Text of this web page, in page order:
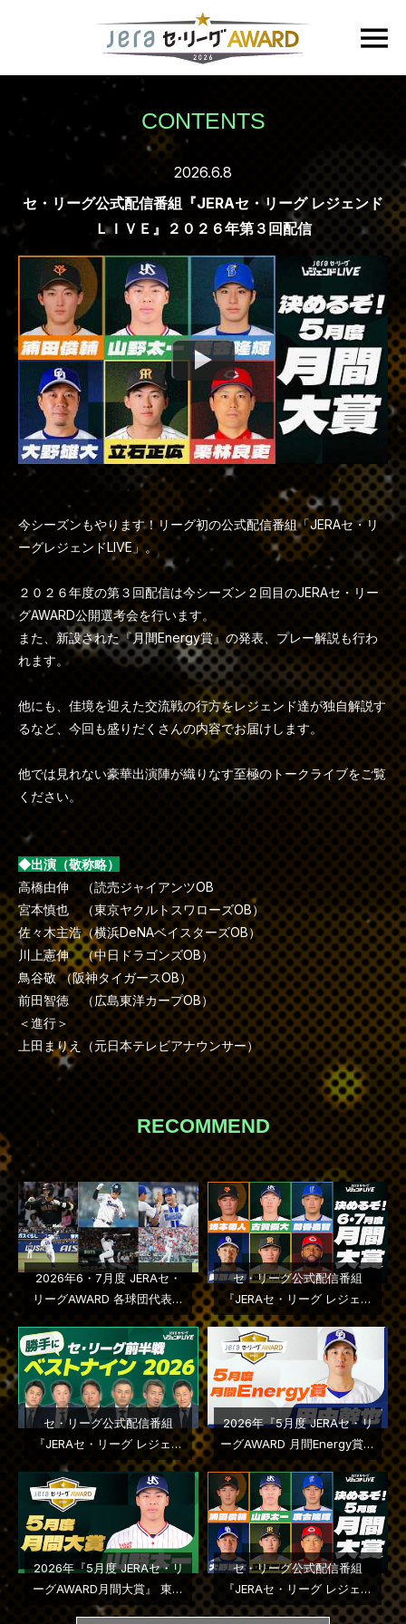
CONTENTS
2026.6.8
セ・リーグ公式配信番組『JERAセ・リーグ レジェンド
ＬＩＶＥ』２０２６年第３回配信
今シーズンもやります！リーグ初の公式配信番組「JERAセ・リ
ーグレジェンドLIVE」。
２０２６年度の第３回配信は今シーズン２回目のJERAセ・リー
グAWARD公開選考会を行います。
また、新設された『月間Energy賞』の発表、プレー解説も行わ
れます。
他にも、佳境を迎えた交流戦の行方をレジェンド達が独自解説す
るなど、今回も盛りだくさんの内容でお届けします。
他では見れない豪華出演陣が織りなす至極のトークライブをご覧
ください。
◆出演（敬称略）
高橋由伸 （読売ジャイアンツOB
宮本慎也 （東京ヤクルトスワローズOB）
佐々木主浩（横浜DeNAベイスターズOB）
川上憲伸 （中日ドラゴンズOB）
鳥谷敬 （阪神タイガースOB）
前田智徳 （広島東洋カープOB）
＜進行＞
上田まりえ（元日本テレビアナウンサー）
RECOMMEND
2026年6・7月度 JERAセ・
リーグAWARD 各球団代表選
セ・リーグ公式配信番組
『JERAセ・リーグ レジェン
ドＬＩＶＥ』２０２６年第５
回配信
セ・リーグ公式配信番組
『JERAセ・リーグ レジェン
ドＬＩＶＥ』２０２６年第４
回配信
2026年『5月度 JERAセ・リ
ーグAWARD 月間Energy賞』
中日ドラゴンズ・田中幹也選
手に決定
2026年『5月度 JERAセ・リ
ーグAWARD月間大賞』 東京
ヤクルトスワローズ・山野太
セ・リーグ公式配信番組
『JERAセ・リーグ レジェン
ドＬＩＶＥ』２０２６年第３